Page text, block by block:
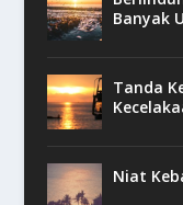
Banyak
Tanda
Niat